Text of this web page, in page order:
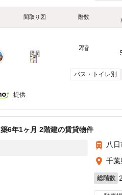
間取り図 階数
2階
バス・トイレ別
提供
築6年1ヶ月 2階建の賃貸物件
八日
千葉
総階数